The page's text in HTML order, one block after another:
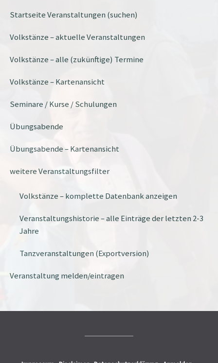
Startseite Veranstaltungen (suchen)
Volkstänze – aktuelle Veranstaltungen
Volkstänze – alle (zukünftige) Termine
Volkstänze – Kartenansicht
Seminare / Kurse / Schulungen
Übungsabende
Übungsabende – Kartenansicht
weitere Veranstaltungsfilter
Volkstänze – komplette Datenbank anzeigen
Veranstaltungshistorie – alle Einträge der letzten 2-3
Jahre
Tanzveranstaltungen (Exportversion)
Veranstaltung melden/eintragen